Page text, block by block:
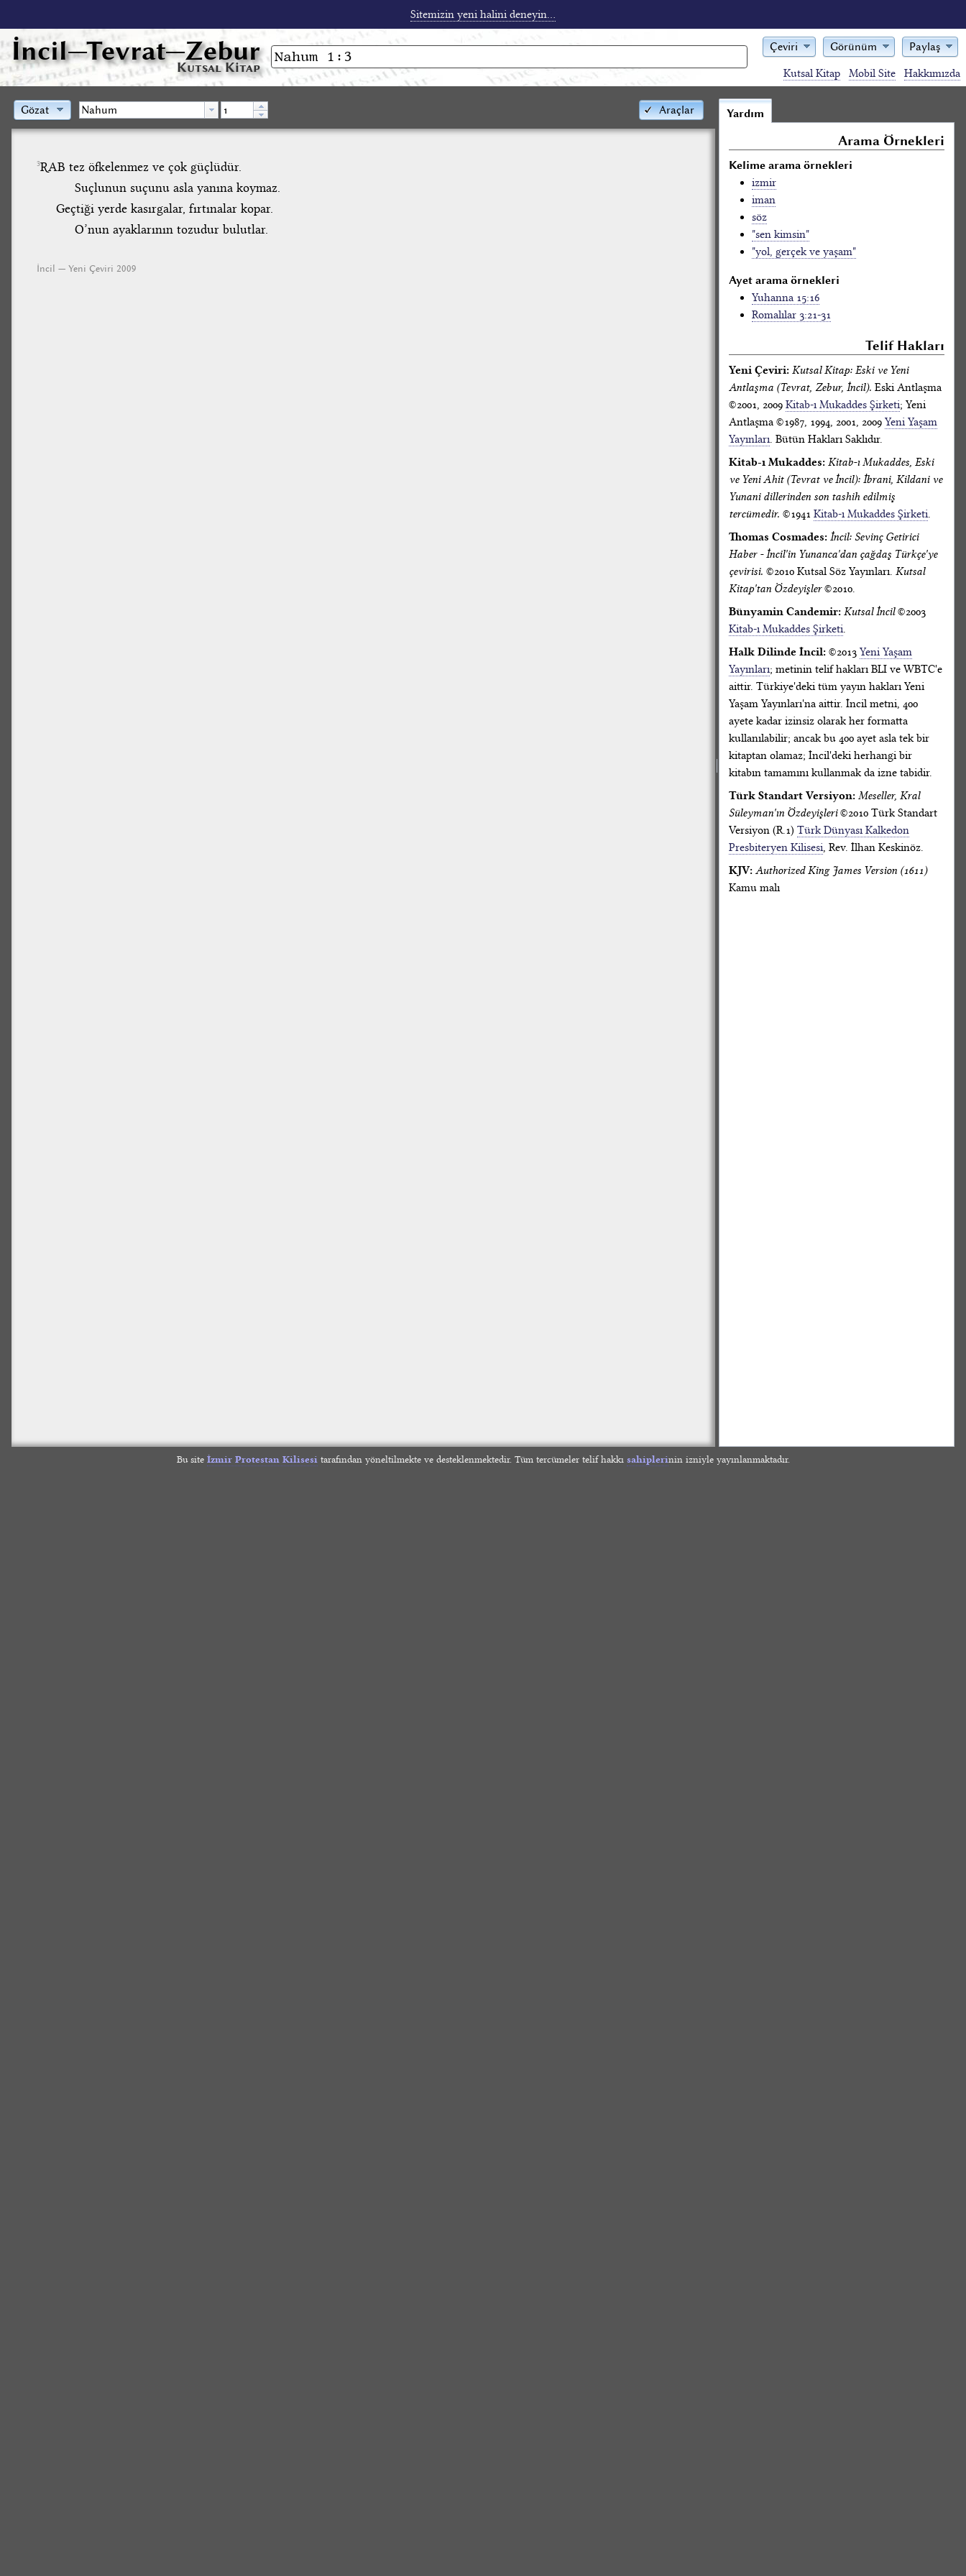
Sitemizin yeni halini deneyin...
İncil—Tevrat—Zebur
Kutsal Kitap
Çeviri Görünüm Paylaş
Kutsal Kitap Mobil Site Hakkımızda
Araçlar
Gözat
3RAB tez öfkelenmez ve çok güçlüdür.
Suçlunun suçunu asla yanına koymaz.
Geçtiği yerde kasırgalar, fırtınalar kopar.
O’nun ayaklarının tozudur bulutlar.
İncil — Yeni Çeviri 2009
Yardım
Arama Örnekleri
Kelime arama örnekleri
izmir
iman
söz
"sen kimsin"
"yol, gerçek ve yaşam"
Ayet arama örnekleri
Yuhanna 15:16
Romalılar 3:21-31
Telif Hakları
Yeni Çeviri: Kutsal Kitap: Eski ve Yeni
Antlaşma (Tevrat, Zebur, İncil). Eski Antlaşma
©2001, 2009 Kitab-ı Mukaddes Şirketi; Yeni
Antlaşma ©1987, 1994, 2001, 2009 Yeni Yaşam
Yayınları. Bütün Hakları Saklıdır.
Kitab-ı Mukaddes: Kitab-ı Mukaddes, Eski
ve Yeni Ahit (Tevrat ve İncil): İbrani, Kildani ve
Yunani dillerinden son tashih edilmiş
tercümedir. ©1941 Kitab-ı Mukaddes Şirketi.
Thomas Cosmades: İncil: Sevinç Getirici
Haber - İncil'in Yunanca'dan çağdaş Türkçe'ye
çevirisi. ©2010 Kutsal Söz Yayınları. Kutsal
Kitap'tan Özdeyişler©2010.
Bünyamin Candemir: Kutsal İncil©2003
Kitab-ı Mukaddes Şirketi.
Halk Dilinde İncil: ©2013 Yeni Yaşam
Yayınları; metinin telif hakları BLI ve WBTC'e
aittir. Türkiye'deki tüm yayın hakları Yeni
Yaşam Yayınları'na aittir. İncil metni, 400
ayete kadar izinsiz olarak her formatta
kullanılabilir; ancak bu 400 ayet asla tek bir
kitaptan olamaz; İncil'deki herhangi bir
kitabın tamamını kullanmak da izne tabidir.
Türk Standart Versiyon: Meseller, Kral
Süleyman'ın Özdeyişleri©2010 Türk Standart
Versiyon (R.1) Türk Dünyası Kalkedon
Presbiteryen Kilisesi, Rev. İlhan Keskinöz.
KJV: Authorized King James Version (1611)
Kamu malı
Bu site İzmir Protestan Kilisesitarafından yöneltilmekte ve desteklenmektedir. Tüm tercümeler telif hakkı sahiplerinin izniyle yayınlanmaktadır.